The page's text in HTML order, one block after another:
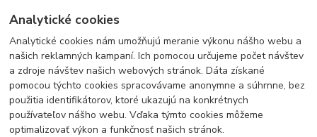
Analytické cookies
Analytické cookies nám umožňujú meranie výkonu nášho webu a
našich reklamných kampaní. Ich pomocou určujeme počet návštev
a zdroje návštev našich webových stránok. Dáta získané
pomocou týchto cookies spracovávame anonymne a súhrnne, bez
použitia identifikátorov, ktoré ukazujú na konkrétnych
používateľov nášho webu. Vďaka týmto cookies môžeme
optimalizovať výkon a funkčnosť našich stránok.